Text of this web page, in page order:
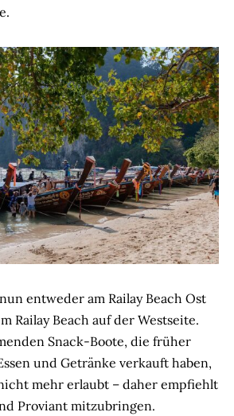
entweder am Railay Beach Ost
Railay Beach auf der Westseite.
Snack-Boote, die früher
und Getränke verkauft haben,
mehr erlaubt – daher empfiehlt
Proviant mitzubringen.